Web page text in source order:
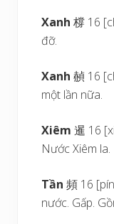
Xanh橕 16
đỡ.
Xanh 赬 16
một lần nữa.
Xiêm 暹 16
Nước Xiêm la.
Tần頻 16
nước. Gấp.